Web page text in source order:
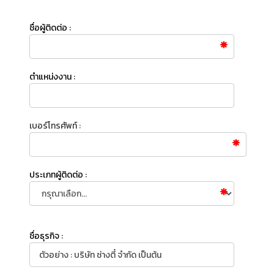
ชื่อผู้ติดต่อ :
ตำแหน่งงาน :
เบอร์โทรศัพท์ :
ประเภทผู้ติดต่อ :
ชื่อธุรกิจ :